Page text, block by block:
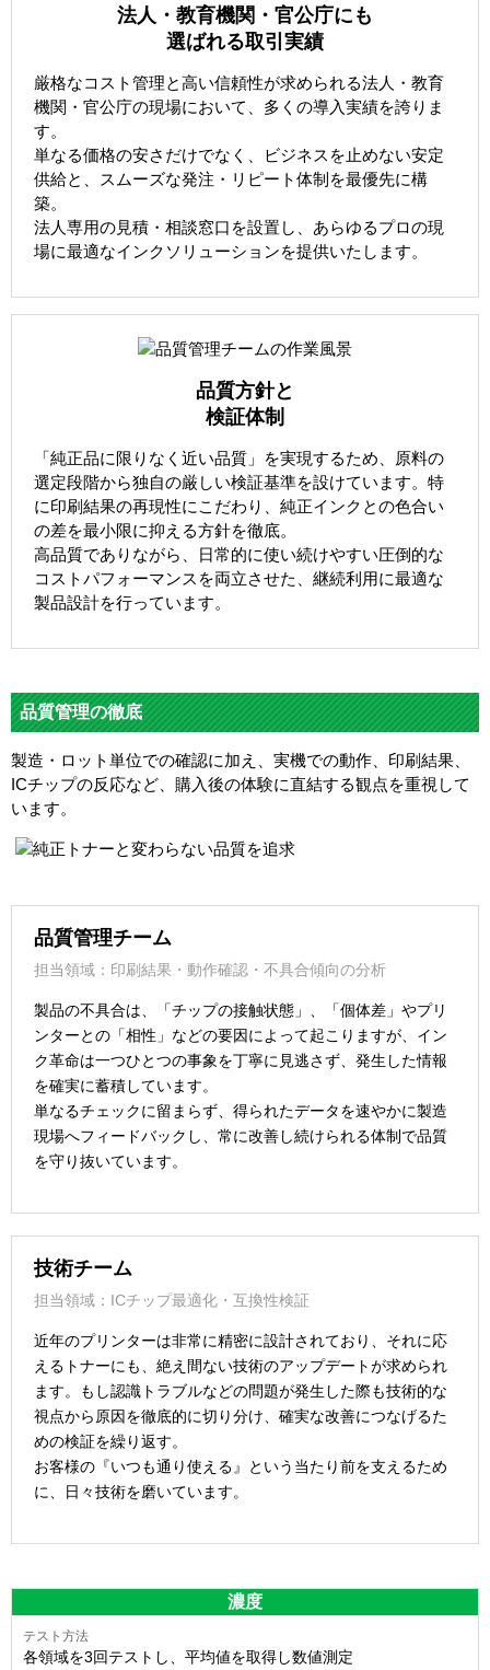
法人・教育機関・官公庁にも
選ばれる取引実績
厳格なコスト管理と高い信頼性が求められる法人・教育
機関・官公庁の現場において、多くの導入実績を誇りま
す。
単なる価格の安さだけでなく、ビジネスを止めない安定
供給と、スムーズな発注・リピート体制を最優先に構
築。
法人専用の見積・相談窓口を設置し、あらゆるプロの現
場に最適なインクソリューションを提供いたします。
品質方針と
検証体制
「純正品に限りなく近い品質」を実現するため、原料の
選定段階から独自の厳しい検証基準を設けています。特
に印刷結果の再現性にこだわり、純正インクとの色合い
の差を最小限に抑える方針を徹底。
高品質でありながら、日常的に使い続けやすい圧倒的な
コストパフォーマンスを両立させた、継続利用に最適な
製品設計を行っています。
品質管理の徹底
製造・ロット単位での確認に加え、実機での動作、印刷結果、
ICチップの反応など、購入後の体験に直結する観点を重視して
います。
品質管理チーム
担当領域：印刷結果・動作確認・不具合傾向の分析
製品の不具合は、「チップの接触状態」、「個体差」やプリ
ンターとの「相性」などの要因によって起こりますが、イン
ク革命は一つひとつの事象を丁寧に見逃さず、発生した情報
を確実に蓄積しています。
単なるチェックに留まらず、得られたデータを速やかに製造
現場へフィードバックし、常に改善し続けられる体制で品質
を守り抜いています。
技術チーム
担当領域：ICチップ最適化・互換性検証
近年のプリンターは非常に精密に設計されており、それに応
えるトナーにも、絶え間ない技術のアップデートが求められ
ます。もし認識トラブルなどの問題が発生した際も技術的な
視点から原因を徹底的に切り分け、確実な改善につなげるた
めの検証を繰り返す。
お客様の『いつも通り使える』という当たり前を支えるため
に、日々技術を磨いています。
濃度
各領域を3回テストし、平均値を取得し数値測定